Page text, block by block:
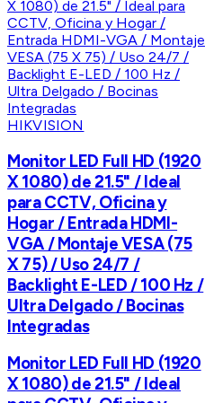
HIKVISION
Monitor LED Full HD (1920
X 1080) de 21.5" / Ideal
para CCTV, Oficina y
Hogar / Entrada HDMI-
VGA / Montaje VESA (75
X 75) / Uso 24/7 /
Backlight E-LED / 100 Hz /
Ultra Delgado / Bocinas
Integradas
Monitor LED Full HD (1920
X 1080) de 21.5" / Ideal